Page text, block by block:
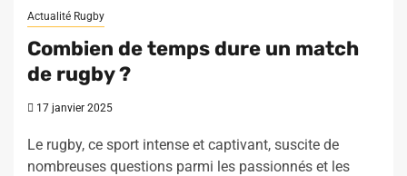
Actualité Rugby
Combien de temps dure un match
de rugby ?
17 janvier 2025
Le rugby, ce sport intense et captivant, suscite de
nombreuses questions parmi les passionnés et les